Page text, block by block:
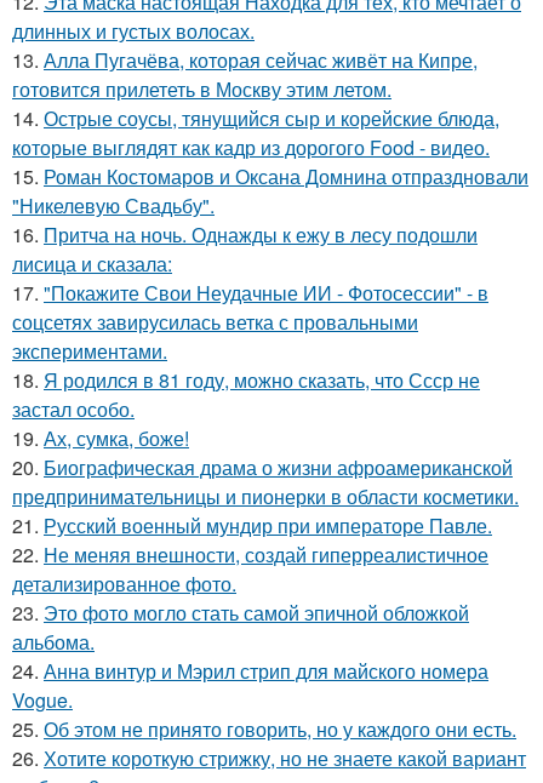
длинных и густых волосах.
13. Алла Пугачёва, которая сейчас живёт на Кипре,
готовится прилететь в Москву этим летом.
14. Острые соусы, тянущийся сыр и корейские блюда,
которые выглядят как кадр из дорогого Food - видео.
15. Роман Костомаров и Оксана Домнина отпраздновали
"Никелевую Свадьбу".
16. Притча на ночь. Однажды к ежу в лесу подошли
лисица и сказала:
17. "Покажите Свои Неудачные ИИ - Фотосессии" - в
соцсетях завирусилась ветка с провальными
экспериментами.
18. Я родился в 81 году, можно сказать, что Ссср не
застал особо.
19. Ах, сумка, боже!
20. Биографическая драма о жизни афроамериканской
предпринимательницы и пионерки в области косметики.
21. Русский военный мундир при императоре Павле.
22. Не меняя внешности, создай гиперреалистичное
детализированное фото.
23. Это фото могло стать самой эпичной обложкой
альбома.
24. Анна винтур и Мэрил стрип для майского номера
Vogue.
25. Об этом не принято говорить, но у каждого они есть.
26. Хотите короткую стрижку, но не знаете какой вариант